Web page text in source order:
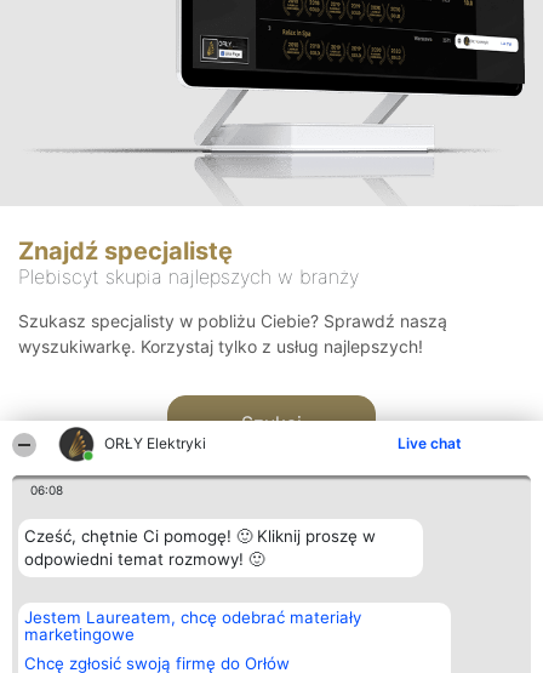
ORŁY Elektryki Live chat
06:08
Cześć, chętnie Ci pomogę! 🙂 Kliknij proszę w
odpowiedni temat rozmowy! 🙂
Jestem Laureatem, chcę odebrać materiały
marketingowe
Chcę zgłosić swoją firmę do Orłów
Znajdź specjalistę
Plebiscyt skupia najlepszych w branży
Szukasz specjalisty w pobliżu Ciebie? Sprawdź naszą
wyszukiwarkę. Korzystaj tylko z usług najlepszych!
Szukaj
Organizator plebiscytu
Bright Side Solutions sp. z o.
o. sp. k.
ul. Ruska 22
Plebiscyt
Laureaci
wszystkich
Kontakt
Kontakt